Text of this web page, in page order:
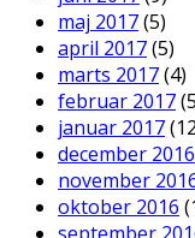
maj 2017(5)
april 2017(5)
marts 2017(4)
februar 2017
januar 2017
december 2016
november
oktober 2016